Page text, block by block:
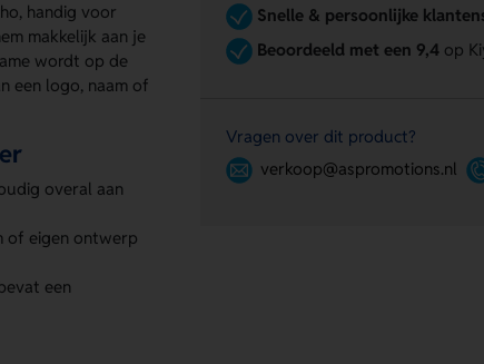
handig voor
makkelijk aan je
wordt op de
een logo, naam of
overal aan
of eigen ontwerp
een
Snelle & persoonlijke
Beoordeeld met een 9,4op
Vragen over dit product?
verkoop@aspromotions.nl